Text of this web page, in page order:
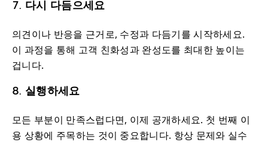
7. 다시 다듬으세요
의견이나 반응을 근거로, 수정과 다듬기를 시작하세요.
이 과정을 통해 고객 친화성과 완성도를 최대한 높이는
겁니다.
8. 실행하세요
모든 부분이 만족스럽다면, 이제 공개하세요. 첫 번째 이
용 상황에 주목하는 것이 중요합니다. 항상 문제와 실수